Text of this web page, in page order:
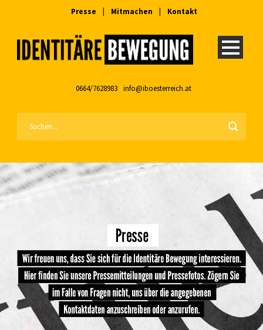
Presse Mitmachen Kontakt
0664/7628983 info@iboesterreich.at